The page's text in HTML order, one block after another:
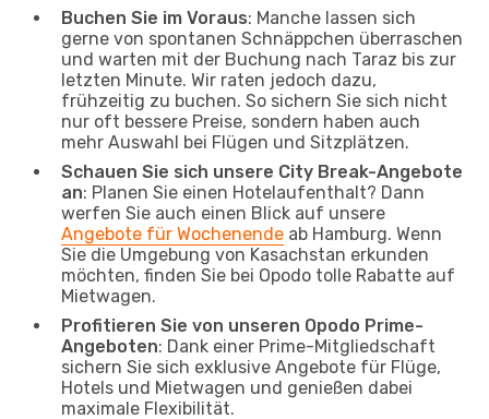
Buchen Sie im Voraus: Manche lassen sich
gerne von spontanen Schnäppchen überraschen
und warten mit der Buchung nach Taraz bis zur
letzten Minute. Wir raten jedoch dazu,
frühzeitig zu buchen. So sichern Sie sich nicht
nur oft bessere Preise, sondern haben auch
mehr Auswahl bei Flügen und Sitzplätzen.
Schauen Sie sich unsere City Break-Angebote
an: Planen Sie einen Hotelaufenthalt? Dann
werfen Sie auch einen Blick auf unsere
Angebote für Wochenende ab Hamburg. Wenn
Sie die Umgebung von Kasachstan erkunden
möchten, finden Sie bei Opodo tolle Rabatte auf
Mietwagen.
Profitieren Sie von unseren Opodo Prime-
Angeboten: Dank einer Prime-Mitgliedschaft
sichern Sie sich exklusive Angebote für Flüge,
Hotels und Mietwagen und genießen dabei
maximale Flexibilität.